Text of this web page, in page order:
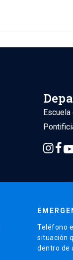
Teléfono
situación
dentro de